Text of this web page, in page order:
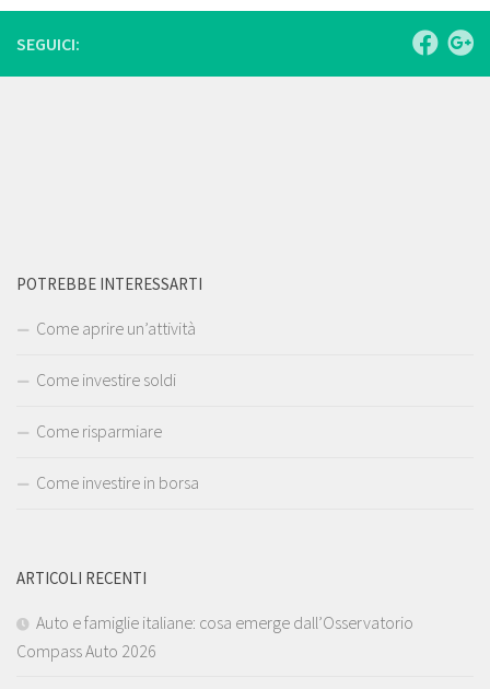
SEGUICI:
POTREBBE INTERESSARTI
Come aprire un’attività
Come investire soldi
Come risparmiare
Come investire in borsa
ARTICOLI RECENTI
Auto e famiglie italiane: cosa emerge dall’Osservatorio
Compass Auto 2026